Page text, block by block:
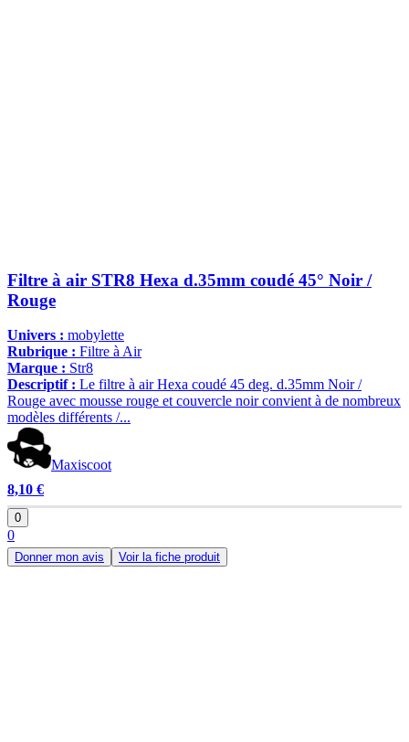
Filtre à air STR8 Hexa d.35mm coudé 45° Noir /
Rouge
Univers : mobylette
Rubrique : Filtre à Air
Marque : Str8
Descriptif : Le filtre à air Hexa coudé 45 deg. d.35mm Noir /
Rouge avec mousse rouge et couvercle noir convient à de nombreux
modèles différents /...
Maxiscoot
8,10 €
0
0
Donner mon avis Voir la fiche produit